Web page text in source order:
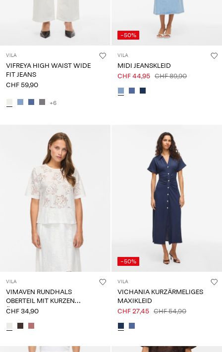
VILA
VIFREYA HIGH WAIST WIDE
FIT JEANS
CHF 59,90
+6
-50%
VILA
MIDI JEANSKLEID
CHF 44,95 CHF 89,90
VILA
VIMAVEN RUNDHALS
OBERTEIL MIT KURZEN
ÄRMELN
CHF 34,90
-50%
VILA
VICHANIA KURZÄRMELIGES
MAXIKLEID
CHF 27,45 CHF 54,90